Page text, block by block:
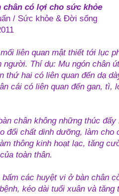
chân có lợi cho sức khỏe
/ Sức khỏe & Đời sống
liên quan mật thiết tới lục
người. Thí dụ: Mu ngón chân
thứ hai có liên quan đến dạ
cái có liên quan đến gan, tì,
chân không những thúc
đổi chất dinh dưỡng, làm
thông kinh hoạt lạc, tăng
toàn thân.
bấm các huyệt vi ở bàn chân
kéo dài tuổi xuân và tăng